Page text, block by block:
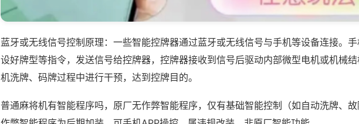
蓝牙或无线信号控制原理：一些智能控牌器通过蓝牙或无线信号与手机等设备连接。
设好牌型等指令，发送信号给控牌器，控牌器接收到信号后驱动内部微型电机或机械
机洗牌、码牌过程中进行干预，达到控牌目的。
普通麻将机有智能程序吗，原厂无作弊智能程序，仅有基础智能控制（如自动洗牌、故